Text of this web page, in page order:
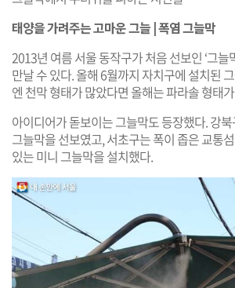
태양을 가려주는 고마운 그늘 | 폭염 그늘막
2013년 여름 서울 동작구가 처음 선보인 ‘그늘
만날 수 있다. 올해 6월까지 자치구에 설치된
엔 천막 형태가 많았다면 올해는 파라솔 형태
아이디어가 돋보이는 그늘막도 등장했다. 강
그늘막을 선보였고, 서초구는 폭이 좁은 교통
있는 미니 그늘막을 설치했다.